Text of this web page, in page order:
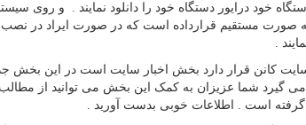
خود درایور دستگاه خود را دانلود نمایند . و روی
صورت مستقیم قرارداده است که در صورت ایراد در نصب و
.
کانن قرار دارد بخش اخبار سایت است در این بخش
گیرد شما عزیزان به کمک این بخش می توانید از مطالب
گرفته است . اطلاعات خوبی بدست آورید .